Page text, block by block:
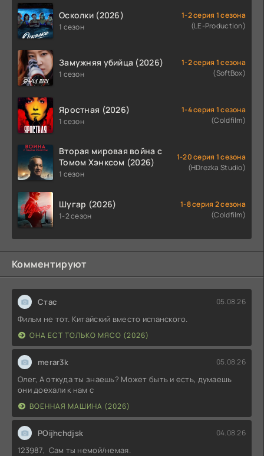
Осколки (2026)
1 сезон
1-2 серия 1 сезона
(LE-Production)
Замужняя убийца (2026)
1 сезон
1-2 серия 1 сезона
(SoftBox)
Яростная (2026)
1 сезон
1-4 серия 1 сезона
(Coldfilm)
Вторая мировая война с
Томом Хэнксом (2026)
1 сезон
1-20 серия 1 сезона
(HDrezka Studio)
Шугар (2026)
1-2 сезон
1-8 серия 2 сезона
(Coldfilm)
Комментируют
Стас 05.08.26
Фильм не тот. Китайский вместо испанского.
ОНА ЕСТ ТОЛЬКО МЯСО (2026)
merar3k 05.08.26
Олег, А откуда ты знаешь? Может быть и есть, думаешь
они доехали к нам с
ВОЕННАЯ МАШИНА (2026)
POijhchdjsk 04.08.26
123987, Сам ты немой/немая.